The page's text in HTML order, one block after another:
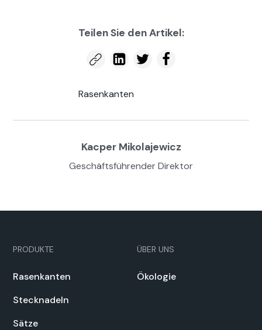
Teilen Sie den Artikel:
Rasenkan­ten
Kacper Miko­la­jew­icz
Geschäfts­führen­der Direk­tor
PRODUKTE
Rasenkan­ten
Steck­nadeln
Sätze
ÜBER UNS
Ökolo­gie